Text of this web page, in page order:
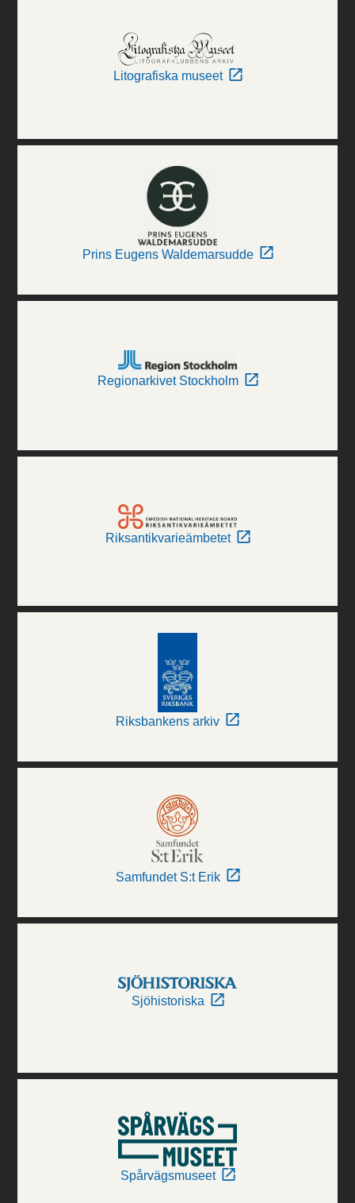
Litografiska museet
Prins Eugens Waldemarsudde
Regionarkivet Stockholm
Riksantikvarieämbetet
Riksbankens arkiv
Samfundet S:t Erik
Sjöhistoriska
Spårvägsmuseet